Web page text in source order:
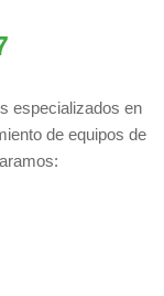
especializados en
de equipos de